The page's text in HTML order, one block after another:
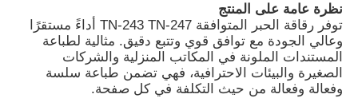
طلب اقتباس
HP Toner Chip
نظرة عامة على المنتج
توفر رقاقة الحبر المتوافقة TN-243 TN-247 أداءً مستقرًا
وعالي الجودة مع توافق قوي وتتبع دقيق. مثالية لطباعة
المستندات الملونة في المكاتب المنزلية والشركات
الصغيرة والبيئات الاحترافية، فهي تضمن طباعة سلسة
وفعالة وفعالة من حيث التكلفة في كل صفحة.